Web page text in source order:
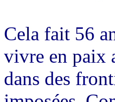
Cela fait 56
vivre en paix
dans des